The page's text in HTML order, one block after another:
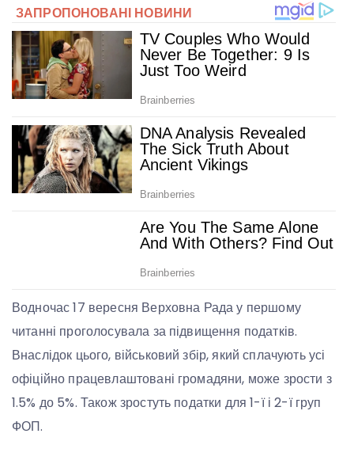
Водночас 17 вересня Верховна Рада у першому
читанні проголосувала за підвищення податків.
Внаслідок цього, військовий збір, який сплачують усі
офіційно працевлаштовані громадяни, може зрости з
1.5% до 5%. Також зростуть податки для 1-ї і 2-ї груп
ФОП.